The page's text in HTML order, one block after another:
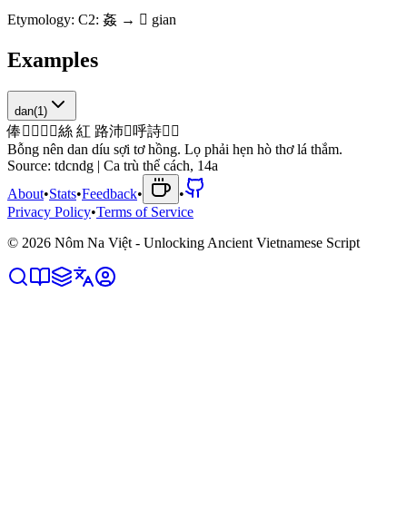
Etymology: C2: 姦 → 𱙃 gian
Examples
dan(1)
俸 𢧚 𱙃 𬗏 󱫑絲 紅 路沛𭉑呼詩𦲿 𱤴
Bỗng nên dan díu sợi tơ hồng. Lọ phải hẹn hò thơ lá thắm.
Source: tdcndg | Ca trù thể cách, 14a
About•Stats•Feedback•
•
Privacy Policy•Terms of Service
© 2026 Nôm Na Việt - Unlocking Ancient Vietnamese Script